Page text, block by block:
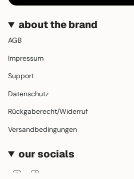
about the brand
AGB
Impressum
Support
Datenschutz
Rückgaberecht/Widerruf
Versandbedingungen
our socials
Instagram